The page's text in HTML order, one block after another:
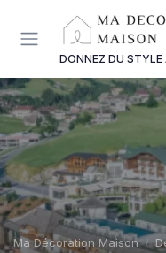
DONNEZ DU
Ma Décoration Maison
Panneau de gestion